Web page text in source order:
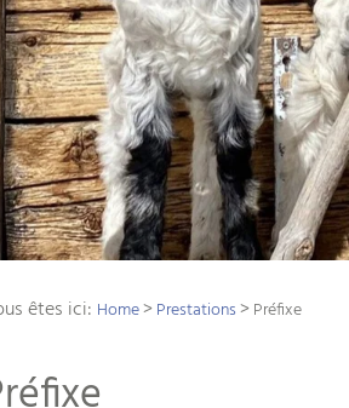
êtes ici: Home>Prestations>Préfixe